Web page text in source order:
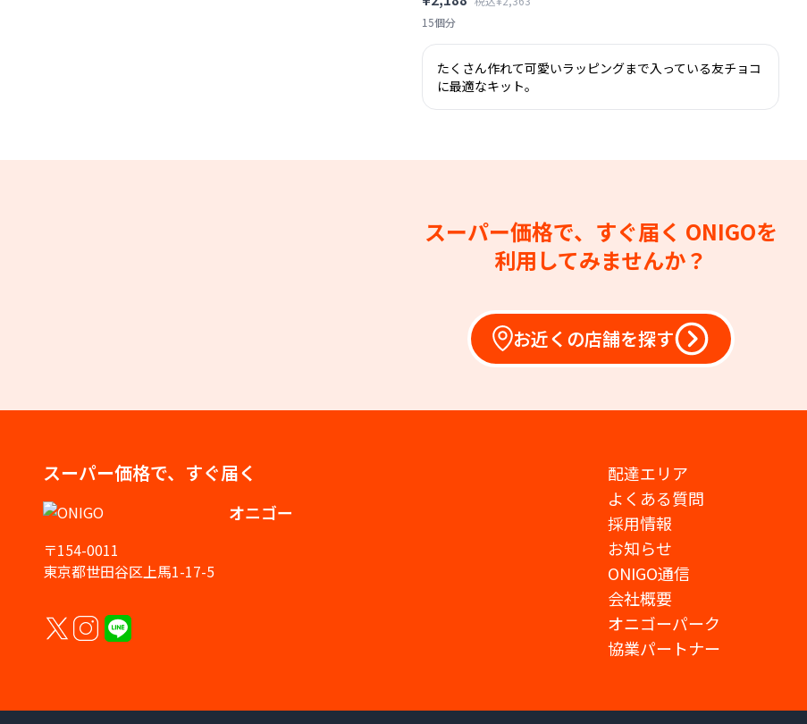
15個分
たくさん作れて可愛いラッピングまで入っている友チョコ
に最適なキット。
スーパー価格で、すぐ届く ONIGOを
利用してみませんか？
お近くの店舗を探す
スーパー価格で、すぐ届く
オニゴー
〒154-0011
東京都世田谷区上馬1-17-5
配達エリア
よくある質問
採用情報
お知らせ
ONIGO通信
会社概要
オニゴーパーク
協業パートナー